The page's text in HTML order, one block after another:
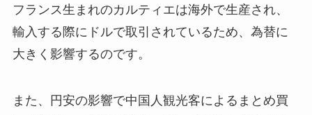
フランス生まれのカルティエは海外で生産され、
輸入する際にドルで取引されているため、為替に
大きく影響するのです。
また、円安の影響で中国人観光客によるまとめ買